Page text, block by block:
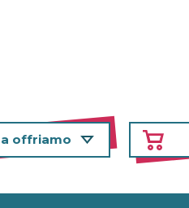
offriamo